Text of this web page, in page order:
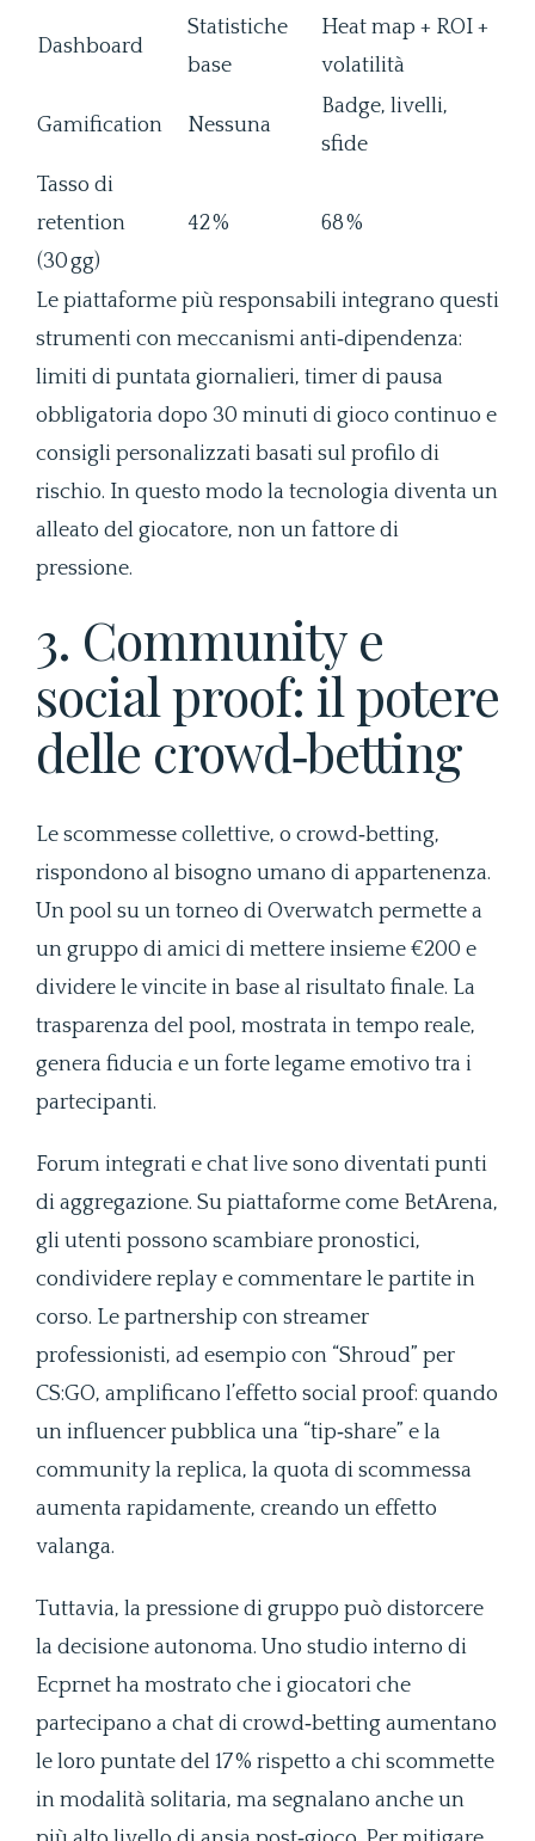
Dashboard
Statistiche
base
Heat map + ROI +
volatilità
Gamification Nessuna
Badge, livelli,
sfide
Tasso di
retention
(30 gg)
42 % 68 %
Le piattaforme più responsabili integrano questi
strumenti con meccanismi anti‑dipendenza:
limiti di puntata giornalieri, timer di pausa
obbligatoria dopo 30 minuti di gioco continuo e
consigli personalizzati basati sul profilo di
rischio. In questo modo la tecnologia diventa un
alleato del giocatore, non un fattore di
pressione.
3. Community e
social proof: il potere
delle crowd‑betting
Le scommesse collettive, o crowd‑betting,
rispondono al bisogno umano di appartenenza.
Un pool su un torneo di Overwatch permette a
un gruppo di amici di mettere insieme €200 e
dividere le vincite in base al risultato finale. La
trasparenza del pool, mostrata in tempo reale,
genera fiducia e un forte legame emotivo tra i
partecipanti.
Forum integrati e chat live sono diventati punti
di aggregazione. Su piattaforme come BetArena,
gli utenti possono scambiare pronostici,
condividere replay e commentare le partite in
corso. Le partnership con streamer
professionisti, ad esempio con “Shroud” per
CS:GO, amplificano l’effetto social proof: quando
un influencer pubblica una “tip‑share” e la
community la replica, la quota di scommessa
aumenta rapidamente, creando un effetto
valanga.
Tuttavia, la pressione di gruppo può distorcere
la decisione autonoma. Uno studio interno di
Ecprnet ha mostrato che i giocatori che
partecipano a chat di crowd‑betting aumentano
le loro puntate del 17 % rispetto a chi scommette
in modalità solitaria, ma segnalano anche un